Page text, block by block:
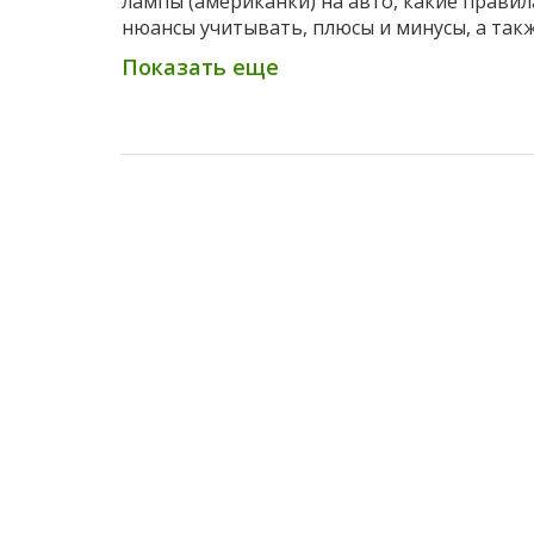
нюансы учитывать, плюсы и минусы, а
пошаговую инструкцию по установке.
Показать еще